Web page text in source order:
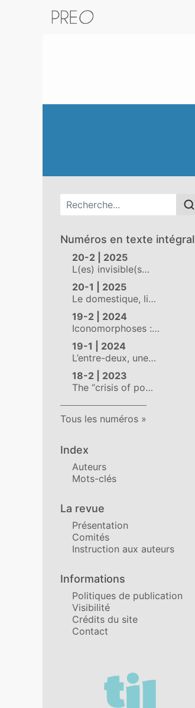
Menu principal
Numéros en texte intégral
20-2 | 2025
L(es) invisible(s…
20-1 | 2025
Le domestique, li…
19-2 | 2024
Iconomorphoses :…
19-1 | 2024
L’entre-deux, une…
18-2 | 2023
The “crisis of po…
Tous les numéros
Index
Auteurs
Mots-clés
La revue
Présentation
Comités
Instruction aux auteurs
Informations
Politiques de publication
Visibilité
Crédits du site
Contact
Affiliations/partenaires